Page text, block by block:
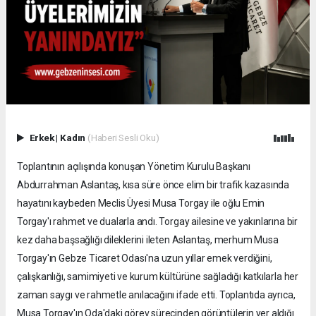
Erkek| Kadın (Haberi Sesli Oku)
Toplantının açılışında konuşan Yönetim Kurulu Başkanı
Abdurrahman Aslantaş, kısa süre önce elim bir trafik kazasında
hayatını kaybeden Meclis Üyesi Musa Torgay ile oğlu Emin
Torgay'ı rahmet ve dualarla andı. Torgay ailesine ve yakınlarına bir
kez daha başsağlığı dileklerini ileten Aslantaş, merhum Musa
Torgay'ın Gebze Ticaret Odası'na uzun yıllar emek verdiğini,
çalışkanlığı, samimiyeti ve kurum kültürüne sağladığı katkılarla her
zaman saygı ve rahmetle anılacağını ifade etti. Toplantıda ayrıca,
Musa Torgay'ın Oda'daki görev sürecinden görüntülerin yer aldığı